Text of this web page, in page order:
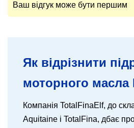
Ваш відгук може бути першим
Як відрізнити
моторного масла
Компанія TotalFinaElf, до
Aquitaine і TotalFina, дбає про